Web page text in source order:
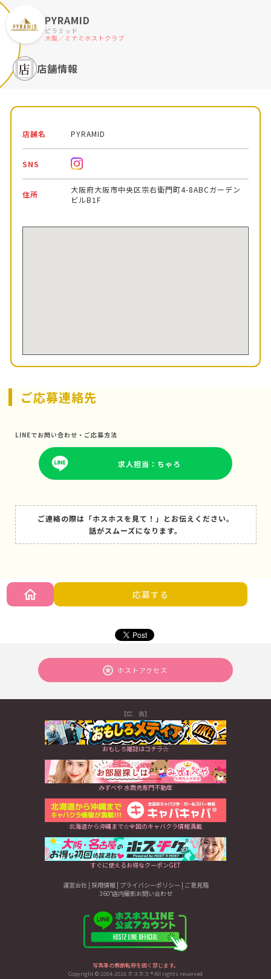
PYRAMID
ピラミッド
大阪／ミナミホストクラブ
店舗情報
店舗名 PYRAMID
SNS
住所
大阪府大阪市中央区宗右衛門町4-8ABCガーデン
ビルB1F
ご応募連絡先
LINEでお問い合わせ・ご応募方法
求人担当：ちゃろ
ご連絡の際は「ホスホスを見て！」とお伝えください。
話がスムーズになります。
応募する
ホストアクセス
【広 告】
おもしろ雑誌はコチラ☆
みずべや 水商売専門不動産
北海道から沖縄まで☆全国のキャバクラ情報満載
すぐに使えるお得なクーポンGET
運営会社| 採用情報 | プライバシーポリシー | ご意見箱
360°店内撮影お問い合わせ
写真等の無断転移を固く禁じます。
Copyright © 2004-2026 ホスホス ® All rights reserved